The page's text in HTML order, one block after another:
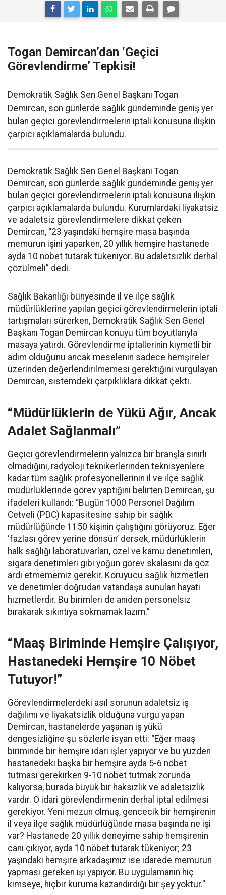
Togan Demircan’dan ‘Geçici
Görevlendirme’ Tepkisi!
Demokratik Sağlık Sen Genel Başkanı Togan
Demircan, son günlerde sağlık gündeminde geniş yer
bulan geçici görevlendirmelerin iptali konusuna ilişkin
çarpıcı açıklamalarda bulundu.
Demokratik Sağlık Sen Genel Başkanı Togan
Demircan, son günlerde sağlık gündeminde geniş yer
bulan geçici görevlendirmelerin iptali konusuna ilişkin
çarpıcı açıklamalarda bulundu. Kurumlardaki liyakatsiz
ve adaletsiz görevlendirmelere dikkat çeken
Demircan, “23 yaşındaki hemşire masa başında
memurun işini yaparken, 20 yıllık hemşire hastanede
ayda 10 nöbet tutarak tükeniyor. Bu adaletsizlik derhal
çözülmeli” dedi.
Sağlık Bakanlığı bünyesinde il ve ilçe sağlık
müdürlüklerine yapılan geçici görevlendirmelerin iptali
tartışmaları sürerken, Demokratik Sağlık Sen Genel
Başkanı Togan Demircan konuyu tüm boyutlarıyla
masaya yatırdı. Görevlendirme iptallerinin kıymetli bir
adım olduğunu ancak meselenin sadece hemşireler
üzerinden değerlendirilmemesi gerektiğini vurgulayan
Demircan, sistemdeki çarpıklıklara dikkat çekti.
“Müdürlüklerin de Yükü Ağır, Ancak
Adalet Sağlanmalı”
Geçici görevlendirmelerin yalnızca bir branşla sınırlı
olmadığını, radyoloji teknikerlerinden teknisyenlere
kadar tüm sağlık profesyonellerinin il ve ilçe sağlık
müdürlüklerinde görev yaptığını belirten Demircan, şu
ifadeleri kullandı: “Bugün 1000 Personel Dağılım
Cetveli (PDC) kapasitesine sahip bir sağlık
müdürlüğünde 1150 kişinin çalıştığını görüyoruz. Eğer
‘fazlası görev yerine dönsün’ dersek, müdürlüklerin
halk sağlığı laboratuvarları, özel ve kamu denetimleri,
sigara denetimleri gibi yoğun görev skalasını da göz
ardı etmememiz gerekir. Koruyucu sağlık hizmetleri
ve denetimler doğrudan vatandaşa sunulan hayati
hizmetlerdir. Bu birimleri de aniden personelsiz
bırakarak sıkıntıya sokmamak lazım.”
“Maaş Biriminde Hemşire Çalışıyor,
Hastanedeki Hemşire 10 Nöbet
Tutuyor!”
Görevlendirmelerdeki asıl sorunun adaletsiz iş
dağılımı ve liyakatsizlik olduğuna vurgu yapan
Demircan, hastanelerde yaşanan iş yükü
dengesizliğine şu sözlerle isyan etti: “Eğer maaş
biriminde bir hemşire idari işler yapıyor ve bu yüzden
hastanedeki başka bir hemşire ayda 5-6 nöbet
tutması gerekirken 9-10 nöbet tutmak zorunda
kalıyorsa, burada büyük bir haksızlık ve adaletsizlik
vardır. O idari görevlendirmenin derhal iptal edilmesi
gerekiyor. Yeni mezun olmuş, gencecik bir hemşirenin
il veya ilçe sağlık müdürlüğünde masa başında ne işi
var? Hastanede 20 yıllık deneyime sahip hemşirenin
canı çıkıyor, ayda 10 nöbet tutarak tükeniyor; 23
yaşındaki hemşire arkadaşımız ise idarede memurun
yapması gereken işi yapıyor. Bu uygulamanın hiç
kimseye, hiçbir kuruma kazandırdığı bir şey yoktur.”